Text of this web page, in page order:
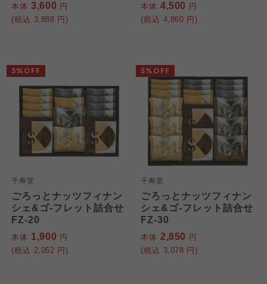
本体 3,600 円
(税込 3,888 円)
本体 4,500 円
(税込 4,860 円)
千寿堂
ごろっとナッツフィナン
シェ&ゴ-フレット詰合せ
FZ-20
本体 1,900 円
(税込 2,052 円)
5%OFF
千寿堂
ごろっとナッツフィナン
シェ&ゴ-フレット詰合せ
FZ-30
本体 2,850 円
(税込 3,078 円)
5%OFF